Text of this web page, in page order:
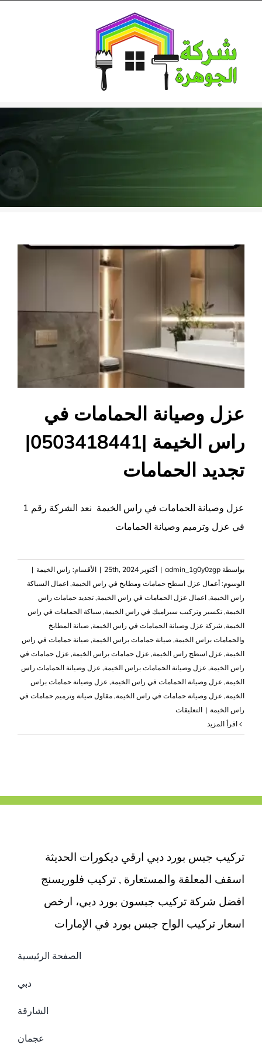
content
عزل وصيانة الحمامات في
راس الخيمة |0503418441|
تجديد الحمامات
عزل وصيانة الحمامات في راس الخيمة نعد الشركة رقم 1
في عزل وترميم وصيانة الحمامات
بواسطة admin_1g0y0zgp
| أكتوبر 25th, 2024 | الأقسام: راس الخيمة |
الوسوم: أعمال عزل اسطح حمامات ومطابخ في راس الخيمة, اعمال السباكة
راس الخيمة, اعمال عزل الحمامات في راس الخيمة, تجديد حمامات راس
الخيمة, تكسير وتركيب سيراميك في راس الخيمة, سباكة الحمامات في راس
الخيمة, شركة عزل وصيانة الحمامات في راس الخيمة, صيانة المطابخ
والحمامات براس الخيمة, صيانة حمامات براس الخيمة, صيانة حمامات في راس
الخيمة, عزل اسطح راس الخيمة, عزل حمامات براس الخيمة, عزل حمامات في
راس الخيمة, عزل وصيانة الحمامات براس الخيمة, عزل وصيانة الحمامات راس
الخيمة, عزل وصيانة الحمامات في راس الخيمة, عزل وصيانة حمامات براس
الخيمة, عزل وصيانة حمامات في راس الخيمة, مقاول صيانة وترميم حمامات في
راس الخيمة | التعليقاتعلى
وصيانة
|0503418441|
تركيب جبس بورد دبي ارقي ديكورات الحديثة
اسقف المعلقة والمستعارة , تركيب فلوريسنج
افضل شركة تركيب جبسون بورد دبي، ارخص
اسعار تركيب الواح جبس بورد في الإمارات
الصفحة الرئيسية
دبي
الشارقة
عجمان